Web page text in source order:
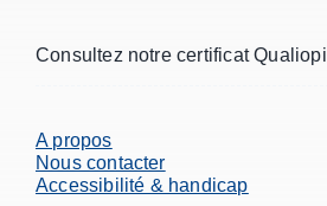
Consultez notre certificat Qualiopi
A propos
Nous contacter
Accessibilité & handicap